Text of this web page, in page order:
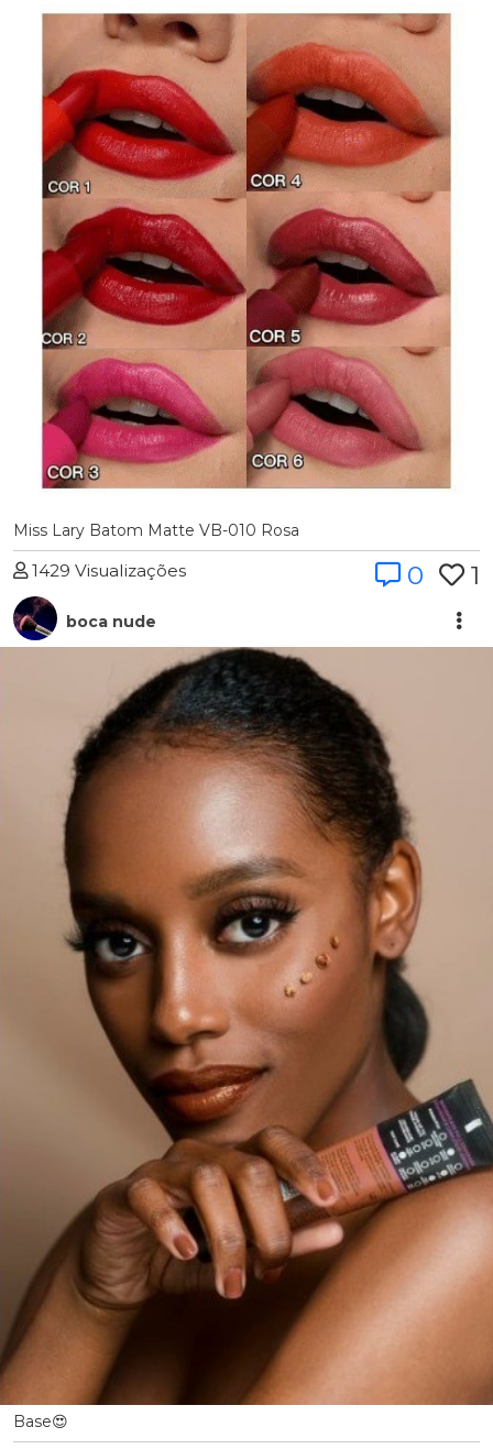
Miss Lary Batom Matte VB-010 Rosa
1429 Visualizações 0 1
boca nude
Base😍